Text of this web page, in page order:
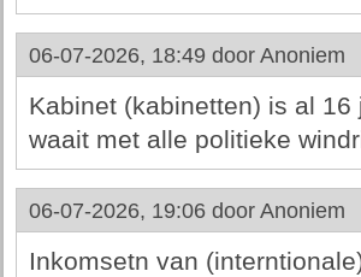
06-07-2026, 18:49 door Anoniem
Kabinet (kabinetten) is al
waait met alle politieke
06-07-2026, 19:06 door Anoniem
Inkomsetn van